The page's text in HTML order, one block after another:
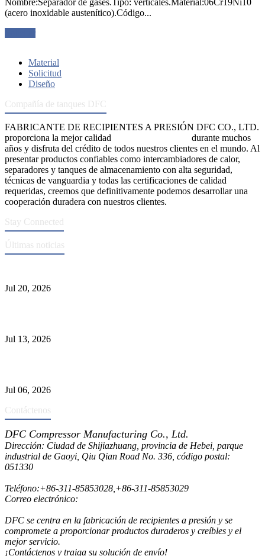
(acero inoxidable austenítico).Código...
Material
Solicitud
Diseño
Compañía de tanques DFC
FABRICANTE DE RECIPIENTES A PRESIÓN DFC CO., LTD.
proporciona la mejor calidad
durante muchos
años y disfruta del crédito de todos nuestros clientes en el mundo. Al
presentar productos confiables como intercambiadores de calor,
separadores y tanques de almacenamiento con alta seguridad,
técnicas de vanguardia y todas las certificaciones de calidad
requeridas, creemos que definitivamente podemos desarrollar una
cooperación duradera con nuestros clientes.
Stay Connected
Últimas noticias
Jul 20, 2026
Jul 13, 2026
Jul 06, 2026
Contáctenos
DFC Compressor Manufacturing Co., Ltd.
Dirección: Ciudad de Shijiazhuang, provincia de Hebei, parque
industrial de Gaoyi, Qiu Qian Road No. 336, código postal:
051330
Teléfono:+86-311-85853028 +86-311-85853029
Correo electrónico:
DFC se centra en la fabricación de recipientes a presión y se
compromete a proporcionar productos duraderos y creíbles y el
mejor servicio.
¡Contáctenos y traiga su solución de envío!